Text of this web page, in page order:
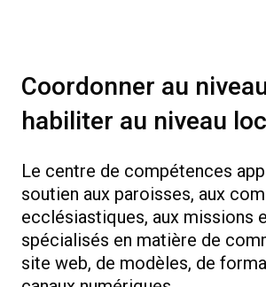
Coordonner au
habiliter au niveau
Le centre de compétences
soutien aux paroisses, aux
ecclésiastiques, aux missions
spécialisés en matière de
site web, de modèles, de